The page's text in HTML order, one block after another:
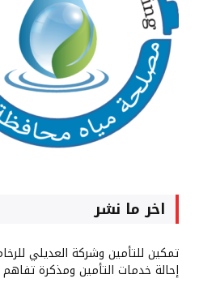
اخر ما نشر
تمكين للتأمين وشركة العديلي
إحالة خدمات التأمين ومذكرة تفاهم